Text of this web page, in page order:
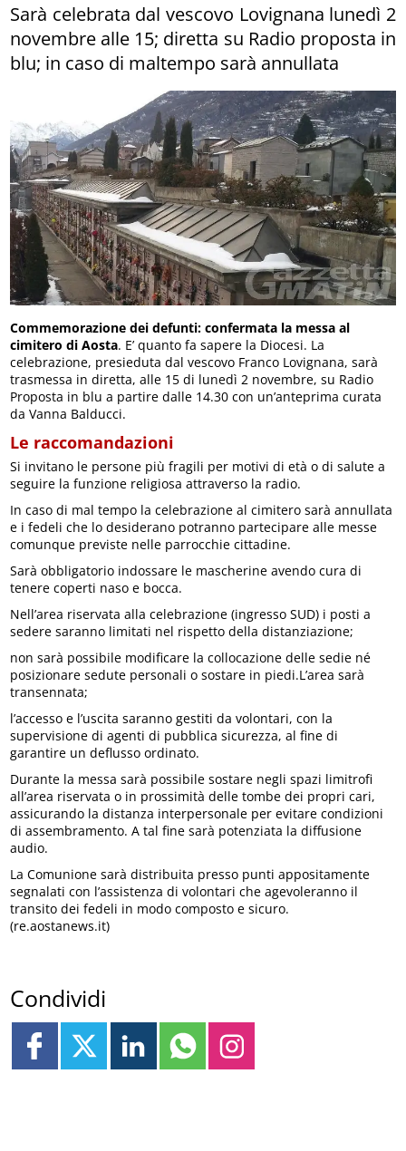
Sarà celebrata dal vescovo Lovignana lunedì 2
novembre alle 15; diretta su Radio proposta in
blu; in caso di maltempo sarà annullata
Commemorazione dei defunti: confermata la messa al
cimitero di Aosta. E’ quanto fa sapere la Diocesi. La
celebrazione, presieduta dal vescovo Franco Lovignana, sarà
trasmessa in diretta, alle 15 di lunedì 2 novembre, su Radio
Proposta in blu a partire dalle 14.30 con un’anteprima curata
da Vanna Balducci.
Le raccomandazioni
Si invitano le persone più fragili per motivi di età o di salute a
seguire la funzione religiosa attraverso la radio.
In caso di mal tempo la celebrazione al cimitero sarà annullata
e i fedeli che lo desiderano potranno partecipare alle messe
comunque previste nelle parrocchie cittadine.
Sarà obbligatorio indossare le mascherine avendo cura di
tenere coperti naso e bocca.
Nell’area riservata alla celebrazione (ingresso SUD) i posti a
sedere saranno limitati nel rispetto della distanziazione;
non sarà possibile modificare la collocazione delle sedie né
posizionare sedute personali o sostare in piedi.L’area sarà
transennata;
l’accesso e l’uscita saranno gestiti da volontari, con la
supervisione di agenti di pubblica sicurezza, al fine di
garantire un deflusso ordinato.
Durante la messa sarà possibile sostare negli spazi limitrofi
all’area riservata o in prossimità delle tombe dei propri cari,
assicurando la distanza interpersonale per evitare condizioni
di assembramento. A tal fine sarà potenziata la diffusione
audio.
La Comunione sarà distribuita presso punti appositamente
segnalati con l’assistenza di volontari che agevoleranno il
transito dei fedeli in modo composto e sicuro.
(re.aostanews.it)
Condividi